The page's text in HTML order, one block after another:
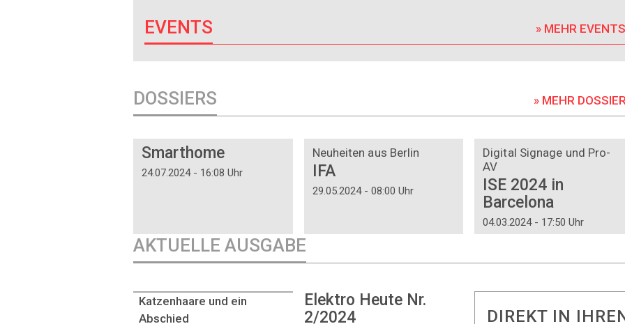
EVENTS » MEHR EVENTS
DOSSIERS » MEHR
Smarthome
24.07.2024 - 16:08 Uhr
Neuheiten aus Berlin
IFA
29.05.2024 - 08:00 Uhr
Digital Signage und Pro-
AV
ISE 2024 in
Barcelona
04.03.2024 - 17:50 Uhr
AKTUELLE AUSGABE
Elektro Heute Nr.
2/2024
Katzenhaare und ein
Abschied
DIREKT IN